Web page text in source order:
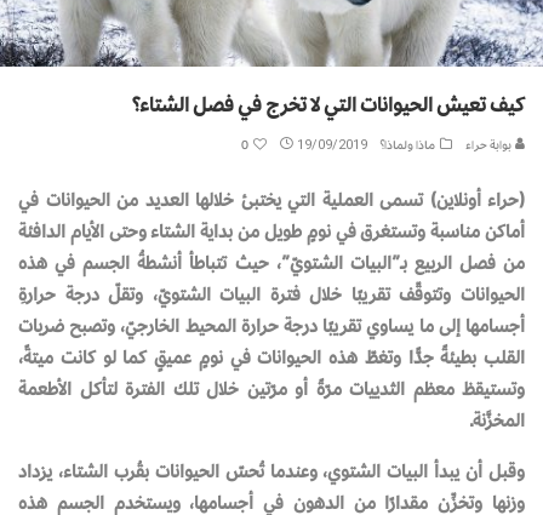
كيف تعيش الحيوانات التي لا تخرج في فصل الشتاء؟
بوابة حراء ماذا ولماذا؟ 19/09/2019
0
(حراء أونلاين) تسمى العملية التي يختبئ خلالها العديد من الحيوانات في
أماكن مناسبة وتستغرق في نومٍ طويل من بداية الشتاء وحتى الأيام الدافئة
من فصل الربيع بــ”البيات الشتويّ”، حيث تتباطأ أنشطةُ الجسم في هذه
الحيوانات وتتوقّف تقريبًا خلال فترة البيات الشتويّ، وتقلّ درجة حرارةِ
أجسامها إلى ما يساوي تقريبًا درجة حرارة المحيط الخارجيّ، وتصبح ضربات
القلب بطيئةً جدًّا وتغطّ هذه الحيوانات في نومٍ عميقٍ كما لو كانت ميتةً،
وتستيقظ معظم الثدييات مرّةً أو مرّتين خلال تلك الفترة لتأكل الأطعمة
المخزَّنة.
وقبل أن يبدأ البيات الشتوي، وعندما تُحسّ الحيوانات بقُرب الشتاء، يزداد
وزنها وتخزِّن مقدارًا من الدهون في أجسامها، ويستخدم الجسم هذه